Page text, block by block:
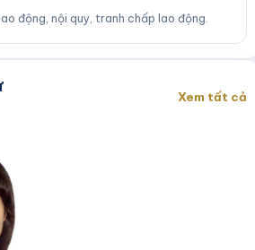
động, nội quy, tranh chấp lao động.
Xem tất cả